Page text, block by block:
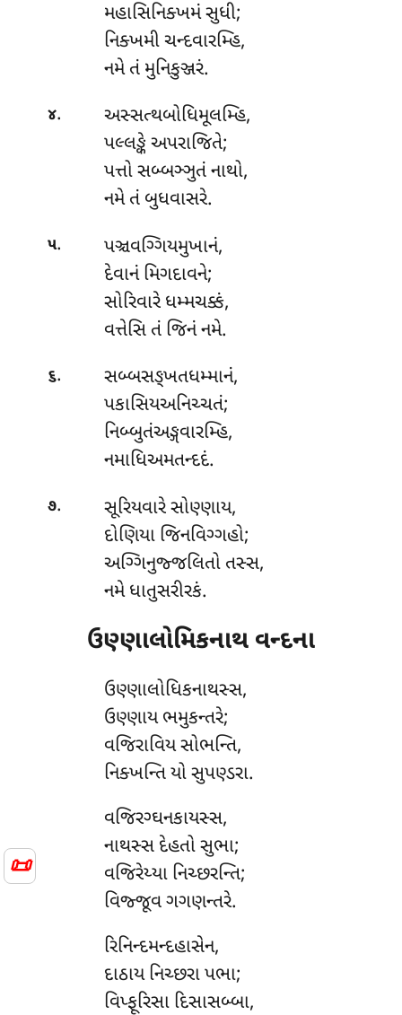
📜
મહાસિનિક્ખમં સુધી;
નિક્ખમી ચન્દવારમ્હિ,
નમે તં મુનિકુઞ્જરં.
૪. અસ્સત્થબોધિમૂલમ્હિ,
પલ્લઙ્કે અપરાજિતે;
પત્તો સબ્બઞ્ઞુતં નાથો,
નમે તં બુધવાસરે.
૫. પઞ્ચવગ્ગિયમુખાનં,
દેવાનં મિગદાવને;
સોરિવારે ધમ્મચક્કં,
વત્તેસિ તં જિનં નમે.
૬.
સબ્બસઙ્ખતધમ્માનં,
પકાસિયઅનિચ્ચતં;
નિબ્બુતંઅઙ્ગવારમ્હિ,
નમાધિઅમતન્દદં.
૭. સૂરિયવારે સોણ્ણાય,
દોણિયા જિનવિગ્ગહો;
અગ્ગિનુજ્જલિતો તસ્સ,
નમે ધાતુસરીરકં.
ઉણ્ણાલોમિકનાથ વન્દના
ઉણ્ણાલોધિકનાથસ્સ,
ઉણ્ણાય ભમુકન્તરે;
વજિરાવિય સોભન્તિ,
નિક્ખન્તિ યો સુપણ્ડરા.
વજિરગ્ઘનકાયસ્સ,
નાથસ્સ દેહતો સુભા;
વજિરેય્યા નિચ્છરન્તિ;
વિજ્જૂવ ગગણન્તરે.
રિનિન્દમન્દહાસેન,
દાઠાય નિચ્છરા પભા;
વિપ્ફૂરિસા દિસાસબ્બા,